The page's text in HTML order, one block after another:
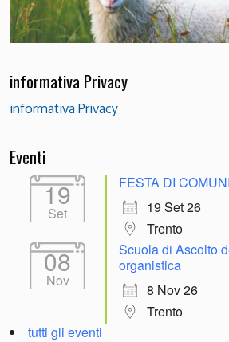
informativa Privacy
informativa Privacy
Eventi
19
Set
FESTA DI
19 Set 26
Trento
08
Nov
Scuola di Ascolto
organistica
8 Nov 26
Trento
tutti gli eventi